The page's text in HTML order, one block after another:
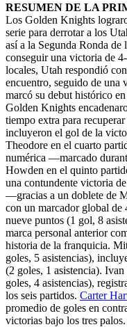
RESUMEN DE LA
Los Golden Knights
serie para derrotar a los
así a la Segunda Ronda
conseguir una victoria de
locales, Utah respondió
encuentro, seguido de una
marcó su debut histórico
Golden Knights
tiempo extra para
incluyeron el gol de la
Theodore en el cuarto
numérica —marcado
Howden en el quinto
una contundente victoria
—gracias a un doblete de
con un marcador global de
nueve puntos (1 gol, 8
marca personal anterior
historia de la franquicia.
goles, 5 asistencias),
(2 goles, 1 asistencia).
goles, 4 asistencias),
los seis partidos. Carter
promedio de goles en
victorias bajo los tres palos.